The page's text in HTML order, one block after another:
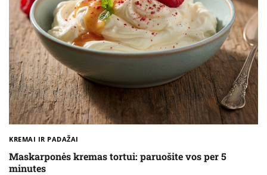
KREMAI IR PADAŽAI
Maskarponės kremas tortui: paruošite vos per 5
minutes